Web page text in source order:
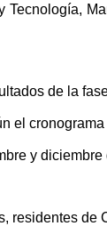
de la
el
y diciembre
residentes de